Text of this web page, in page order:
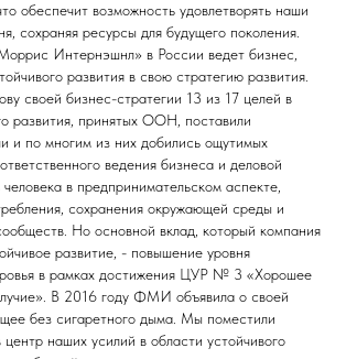
обеспечит возможность удовлетворять наши
сохраняя ресурсы для будущего поколения.
Интернэшнл» в России ведет бизнес,
развития в свою стратегию развития.
своей бизнес-стратегии 13 из 17 целей в
развития, принятых ООН, поставили
и по многим из них добились ощутимых
ведения бизнеса и деловой
в предпринимательском аспекте,
сохранения окружающей среды и
Но основной вклад, который компания
развитие, - повышение уровня
в рамках достижения ЦУР № 3 «Хорошее
В 2016 году ФМИ объявила о своей
без сигаретного дыма. Мы поместили
наших усилий в области устойчивого